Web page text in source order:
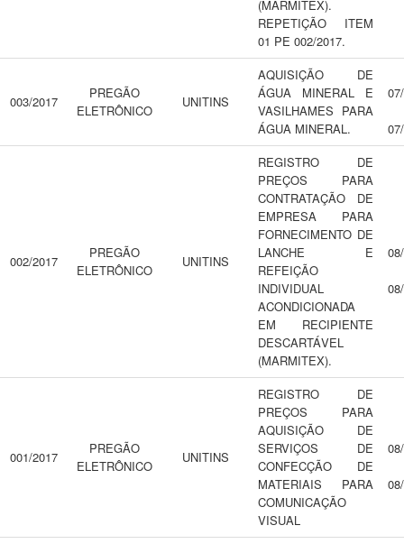
(MARMITEX).
REPETIÇÃO ITEM
01 PE 002/2017.
003/2017
PREGÃO
ELETRÔNICO
UNITINS
AQUISIÇÃO DE
ÁGUA MINERAL E
VASILHAMES PARA
ÁGUA MINERAL.
002/2017
PREGÃO
ELETRÔNICO
UNITINS
REGISTRO DE
PREÇOS PARA
CONTRATAÇÃO DE
EMPRESA PARA
FORNECIMENTO DE
LANCHE E
REFEIÇÃO
INDIVIDUAL
ACONDICIONADA
EM RECIPIENTE
DESCARTÁVEL
(MARMITEX).
001/2017
PREGÃO
ELETRÔNICO
UNITINS
REGISTRO DE
PREÇOS PARA
AQUISIÇÃO DE
SERVIÇOS DE
CONFECÇÃO DE
MATERIAIS PARA
COMUNICAÇÃO
VISUAL